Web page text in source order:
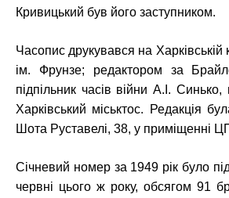
Кривицький був його заступником.
Часопис друкувався на Харківській
ім. Фрунзе; редактором за
підпільник часів війни А.І.
Харківський міськтос. Редакція
Шота Руставелі, 38, у приміщенні
Січневий номер за 1949 рік було
червні цього ж року, обсягом 91